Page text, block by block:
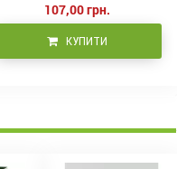
107,00 грн.
КУПИТИ